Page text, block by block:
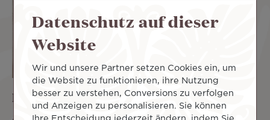
Ihre Unterkunft mit wenigen Klicks
Datenschutz auf dieser
Website
Wir und unsere Partner setzen Cookies ein, um
die Website zu funktionieren, ihre Nutzung
besser zu verstehen, Conversions zu verfolgen
und Anzeigen zu personalisieren. Sie können